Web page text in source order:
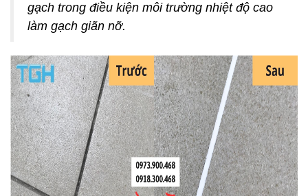
gạch trong điều kiện môi trường nhiệt độ cao
làm gạch giãn nỡ.